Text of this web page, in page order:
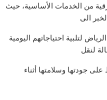
من الخدمات الأساسية، حيث
الى
لتلبية احتياجاتهم اليومية
لنقل
جودتها وسلامتها أثناء